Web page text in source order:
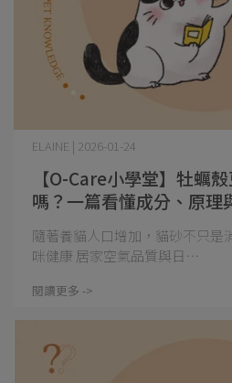
【O-Care小學堂】牡蠣
嗎？一篇看懂成分、原理
ELAINE | 2026-01-24
隨著養貓人口增加，貓砂不只是
咪健康 居家空氣品質與日⋯
閱讀更多 ->